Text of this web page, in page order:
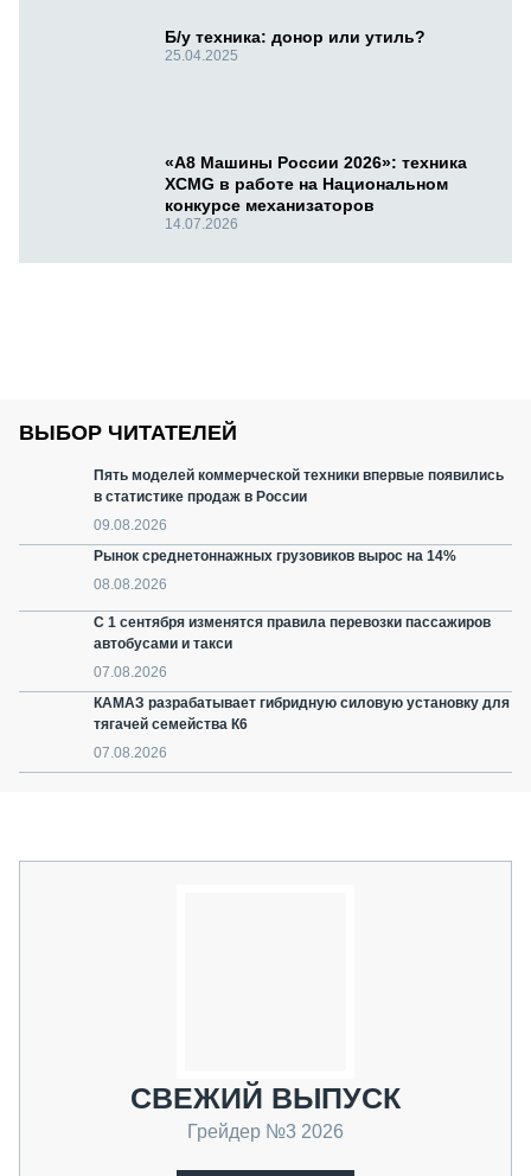
Б/у техника: донор или утиль?
25.04.2025
«А8 Машины России 2026»: техника
XCMG в работе на Национальном
конкурсе механизаторов
14.07.2026
ВЫБОР ЧИТАТЕЛЕЙ
Пять моделей коммерческой техники впервые появились
в статистике продаж в России
09.08.2026
Рынок среднетоннажных грузовиков вырос на 14%
08.08.2026
С 1 сентября изменятся правила перевозки пассажиров
автобусами и такси
07.08.2026
КАМАЗ разрабатывает гибридную силовую установку для
тягачей семейства К6
07.08.2026
СВЕЖИЙ ВЫПУСК
Грейдер №3 2026